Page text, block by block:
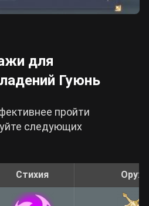
для
Гуюнь
пройти
следующих
Стихия